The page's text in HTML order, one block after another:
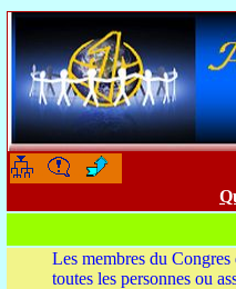
Les membres du Congres
toutes les personnes ou